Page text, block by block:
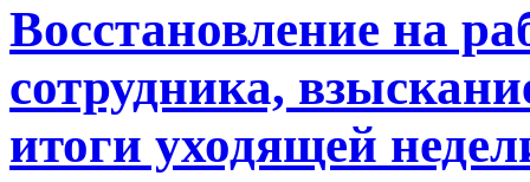
Восстановление на
сотрудника,
итоги уходящей